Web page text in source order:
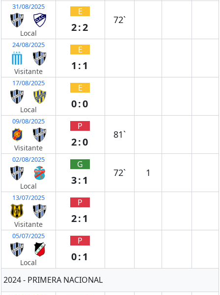
31/08/2025
Local
E
2:2
72`
24/08/2025
Visitante
E
1:1
17/08/2025
Local
E
0:0
09/08/2025
Visitante
P
2:0
81`
02/08/2025
Local
G
3:1
72` 1
13/07/2025
Visitante
P
2:1
05/07/2025
Local
P
0:1
2024 - PRIMERA NACIONAL